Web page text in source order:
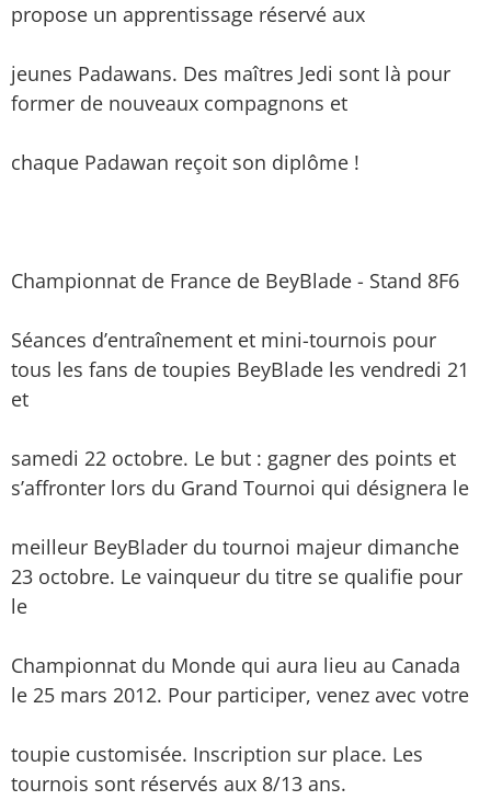
propose un apprentissage réservé aux
jeunes Padawans. Des maîtres Jedi sont là pour
former de nouveaux compagnons et
chaque Padawan reçoit son diplôme !
Championnat de France de BeyBlade - Stand 8F6
Séances d’entraînement et mini-tournois pour
tous les fans de toupies BeyBlade les vendredi 21
et
samedi 22 octobre. Le but : gagner des points et
s’affronter lors du Grand Tournoi qui désignera le
meilleur BeyBlader du tournoi majeur dimanche
23 octobre. Le vainqueur du titre se qualifie pour
le
Championnat du Monde qui aura lieu au Canada
le 25 mars 2012. Pour participer, venez avec votre
toupie customisée. Inscription sur place. Les
tournois sont réservés aux 8/13 ans.